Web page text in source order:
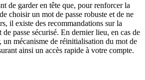
de garder en tête que, pour renforcer la
choisir un mot de passe robuste et de ne
il existe des recommandations sur la
passe sécurisé. En dernier lieu, en cas de
un mécanisme de réinitialisation du mot de
ainsi un accès rapide à votre compte.